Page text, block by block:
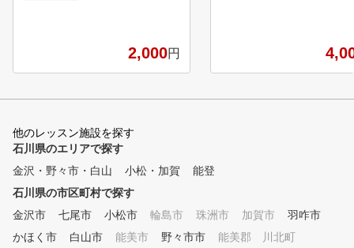
プロ監修レッスンテキストを無
す。 曜日毎に様々な時
スン 各コース最大5名に
1名がマンツーマン方式で指導
します。 ④ いつでも快適室
、冬は暖かい、紫外線も気にな
らない。 ⑤ 初めての方から
上級者まで個別のカリキュラム
（ジュニアは小学1年生から）
初心者から中上級者まで
2,000円
他のレッスン施設を探す
石川県のエリアで探す
金沢・野々市・白山
小松・加賀
能登
石川県の市区町村で探す
金沢市
七尾市 小松市 輪島市 珠洲市 加賀市
羽咋市
かほく市
白山市 能美市 野々市市
能美郡 川北町